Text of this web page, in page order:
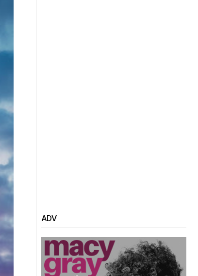
ADV